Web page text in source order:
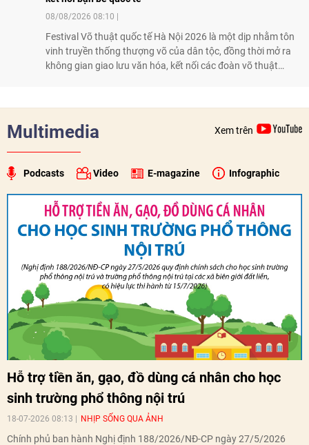
08/08/2026 08:10
Festival Võ thuật quốc tế Hà Nội 2026 là một dịp nhằm tôn
vinh truyền thống thượng võ của dân tộc, đồng thời mở ra
không gian giao lưu văn hóa, kết nối các đoàn võ thuật
Multimedia Xem trên
Podcasts Video E-magazine Infographic
Hỗ trợ tiền ăn, gạo, đồ dùng cá nhân cho học
sinh trường phổ thông nội trú
18-07-2026 08:13 NHỊP SỐNG QUA ẢNH
Chính phủ ban hành Nghị định 188/2026/NĐ-CP ngày 27/5/2026